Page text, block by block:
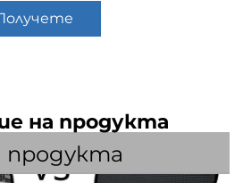
на продукта
продукта